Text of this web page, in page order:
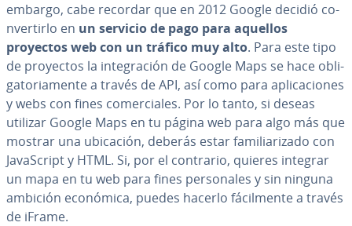
embargo, cabe recordar que en 2012 Google decidió co­
n­ve­r­ti­r­lo en un servicio de pago para aquellos
proyectos web con un tráfico muy alto. Para este tipo
de proyectos la in­te­gra­ción de Google Maps se hace obli­
ga­to­ria­me­n­te a través de API, así como para apli­ca­cio­nes
y webs con fines co­me­r­cia­les. Por lo tanto, si deseas
utilizar Google Maps en tu página web para algo más que
mostrar una ubicación, deberás estar fa­mi­lia­ri­za­do con
Ja­va­S­cri­pt y HTML. Si, por el contrario, quieres integrar
un mapa en tu web para fines pe­r­so­na­les y sin ninguna
ambición económica, puedes hacerlo fá­ci­l­me­n­te a través
de iFrame.